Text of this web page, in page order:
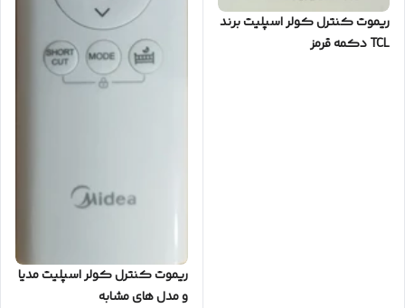
ریموت کنترل کولر اسپلیت برند
TCL دکمه قرمز
ریموت کنترل کولر اسپلیت مدیا
و مدل های مشابه